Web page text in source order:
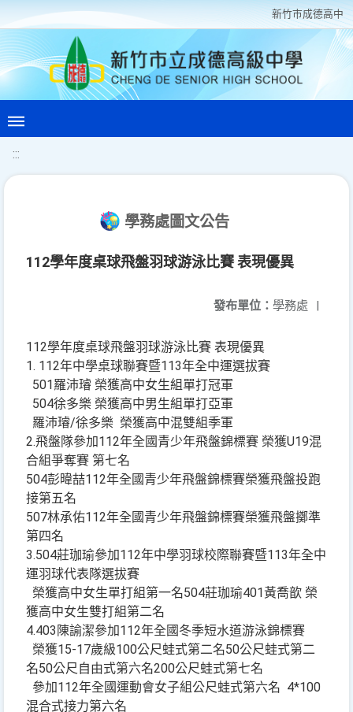
新竹巿成德高中
:::
學務處圖文公告
112學年度桌球飛盤羽球游泳比賽 表現優異
發布單位： 學務處 |
112學年度桌球飛盤羽球游泳比賽 表現優異
1. 112年中學桌球聯賽暨113年全中運選拔賽
501羅沛璿 榮獲高中女生組單打冠軍
504徐多樂 榮獲高中男生組單打亞軍
羅沛璿/徐多樂 榮獲高中混雙組季軍
2.飛盤隊參加112年全國青少年飛盤錦標賽 榮獲U19混
合組爭奪賽 第七名
504彭暐喆112年全國青少年飛盤錦標賽榮獲飛盤投跑
接第五名
507林承佑112年全國青少年飛盤錦標賽榮獲飛盤擲準
第四名
3.504莊珈瑜參加112年中學羽球校際聯賽暨113年全中
運羽球代表隊選拔賽
榮獲高中女生單打組第一名504莊珈瑜401黃喬歆 榮
獲高中女生雙打組第二名
4.403陳諭潔參加112年全國冬季短水道游泳錦標賽
榮獲15-17歲級100公尺蛙式第二名50公尺蛙式第二
名50公尺自由式第六名200公尺蛙式第七名
參加112年全國運動會女子組公尺蛙式第六名 4*100
混合式接力第六名